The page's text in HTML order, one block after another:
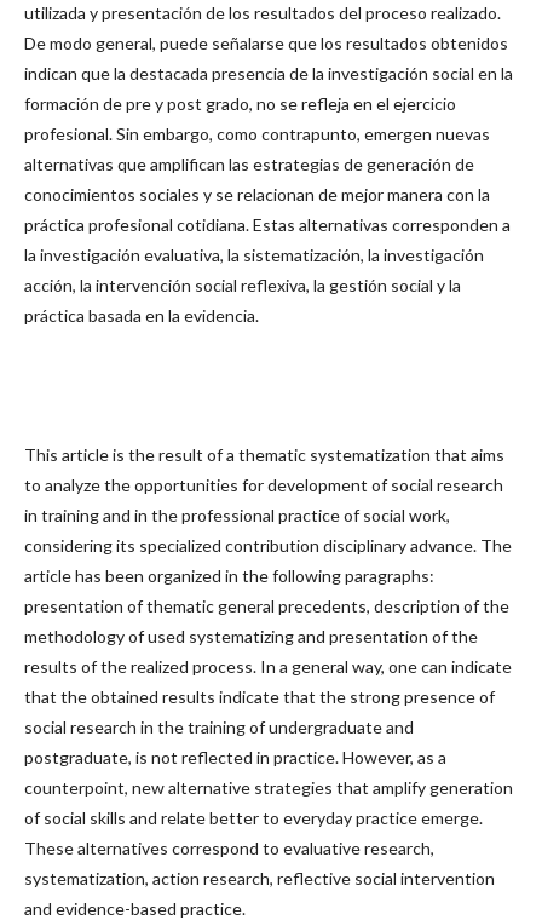
utilizada y presentación de los resultados del proceso realizado.
De modo general, puede señalarse que los resultados obtenidos
indican que la destacada presencia de la investigación social en la
formación de pre y post grado, no se refleja en el ejercicio
profesional. Sin embargo, como contrapunto, emergen nuevas
alternativas que amplifican las estrategias de generación de
conocimientos sociales y se relacionan de mejor manera con la
práctica profesional cotidiana. Estas alternativas corresponden a
la investigación evaluativa, la sistematización, la investigación
acción, la intervención social reflexiva, la gestión social y la
práctica basada en la evidencia.
This article is the result of a thematic systematization that aims
to analyze the opportunities for development of social research
in training and in the professional practice of social work,
considering its specialized contribution disciplinary advance. The
article has been organized in the following paragraphs:
presentation of thematic general precedents, description of the
methodology of used systematizing and presentation of the
results of the realized process. In a general way, one can indicate
that the obtained results indicate that the strong presence of
social research in the training of undergraduate and
postgraduate, is not reflected in practice. However, as a
counterpoint, new alternative strategies that amplify generation
of social skills and relate better to everyday practice emerge.
These alternatives correspond to evaluative research,
systematization, action research, reflective social intervention
and evidence-based practice.